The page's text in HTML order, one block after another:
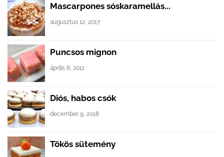
Mascarpones sóskaramellás...
augusztus 12, 2017
Puncsos mignon
április 8, 2011
Diós, habos csók
december 9, 2018
Tökös sütemény